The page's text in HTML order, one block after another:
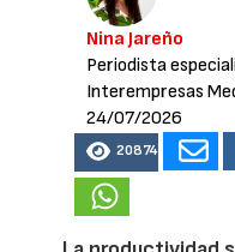
Nina Jareño
Periodista
Interempresas
24/07/2026
20874